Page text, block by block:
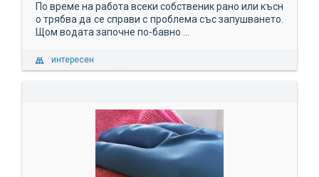
По време на работа всеки собственик рано или късн
о трябва да се справи с проблема със запушването.
Щом водата започне по-бавно ...
интересен